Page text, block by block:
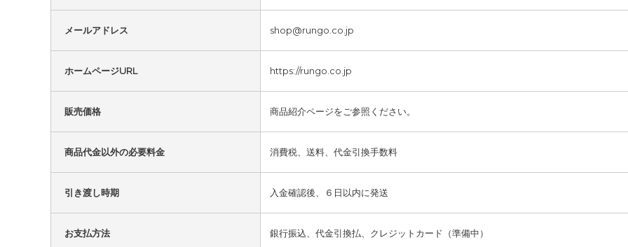
メールアドレス shop@rungo.co.jp
ホームページURL https://rungo.co.jp
販売価格 商品紹介ページをご参照ください。
商品代金以外の必要料金 消費税、送料、代金引換手数料
引き渡し時期 入金確認後、６日以内に発送
お支払方法 銀行振込、代金引換払、クレジットカード（準備中）